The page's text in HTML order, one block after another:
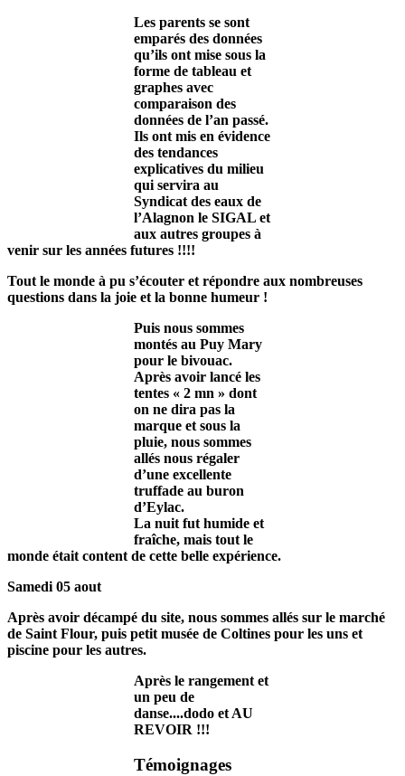
Les parents se sont
emparés des données
qu’ils ont mise sous la
forme de tableau et
graphes avec
comparaison des
données de l’an passé.
Ils ont mis en évidence
des tendances
explicatives du milieu
qui servira au
Syndicat des eaux de
l’Alagnon le SIGAL et
aux autres groupes à
venir sur les années futures !!!!
Tout le monde à pu s’écouter et répondre aux nombreuses
questions dans la joie et la bonne humeur !
Puis nous sommes
montés au Puy Mary
pour le bivouac.
Après avoir lancé les
tentes « 2 mn » dont
on ne dira pas la
marque et sous la
pluie, nous sommes
allés nous régaler
d’une excellente
truffade au buron
d’Eylac.
La nuit fut humide et
fraîche, mais tout le
monde était content de cette belle expérience.
Samedi 05 aout
Après avoir décampé du site, nous sommes allés sur le marché
de Saint Flour, puis petit musée de Coltines pour les uns et
piscine pour les autres.
Après le rangement et
un peu de
danse....dodo et AU
REVOIR !!!
Témoignages